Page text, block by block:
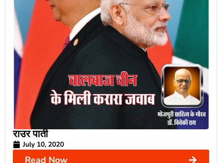
राउर पाती
July 10, 2020
Read Now